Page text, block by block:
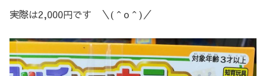
実際は2,000円です ＼(＾o＾)／